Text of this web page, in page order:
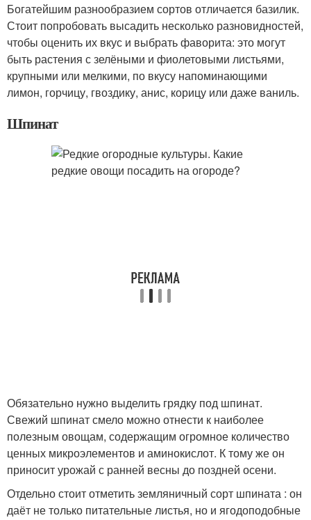
Богатейшим разнообразием сортов отличается базилик.
Стоит попробовать высадить несколько разновидностей,
чтобы оценить их вкус и выбрать фаворита: это могут
быть растения с зелёными и фиолетовыми листьями,
крупными или мелкими, по вкусу напоминающими
лимон, горчицу, гвоздику, анис, корицу или даже ваниль.
Шпинат
Обязательно нужно выделить грядку под шпинат.
Свежий шпинат смело можно отнести к наиболее
полезным овощам, содержащим огромное количество
ценных микроэлементов и аминокислот. К тому же он
приносит урожай с ранней весны до поздней осени.
Отдельно стоит отметить земляничный сорт шпината : он
даёт не только питательные листья, но и ягодоподобные